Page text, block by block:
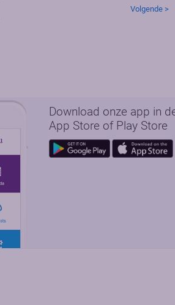
Volgende >
Download onze app in
App Store of Play Store